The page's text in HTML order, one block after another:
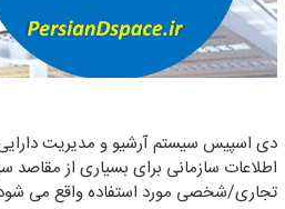
دی اسپیس سیستم آرشیو و مدیریت
اطلاعات سازمانی برای بسیاری از
تجاری/شخصی مورد استفاده واقع می